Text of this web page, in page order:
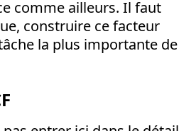
comme ailleurs. Il faut
construire ce facteur
la plus importante de